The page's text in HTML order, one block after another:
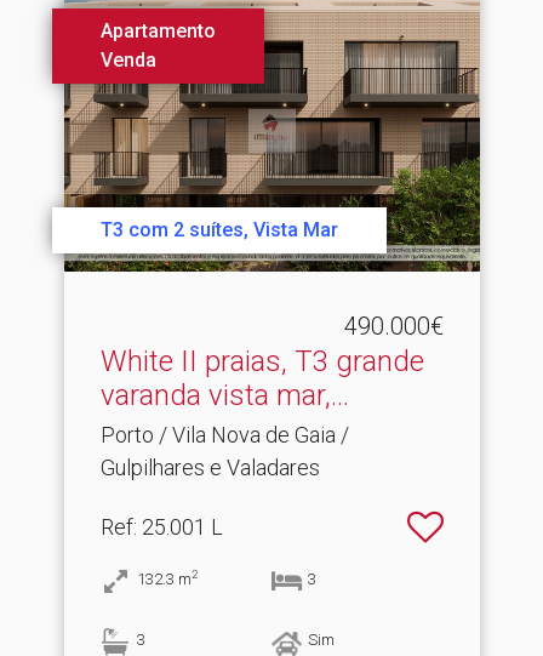
Apartamento
Venda
T3 com 2 suítes, Vista Mar
490.000€
White II praias, T3 grande
varanda vista mar,.​..
Porto / Vila Nova de Gaia /
Gulpilhares e Valadares
Ref: 25.001 L
132.3 m2 3
3 Sim